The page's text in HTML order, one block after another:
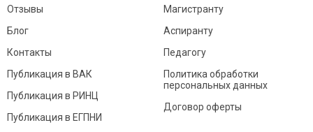
Отзывы
Блог
Контакты
Магистранту
Аспиранту
Педагогу
Публикация в ВАК
Публикация в РИНЦ
Публикация в ЕГПНИ
Политика обработки
персональных данных
Договор оферты